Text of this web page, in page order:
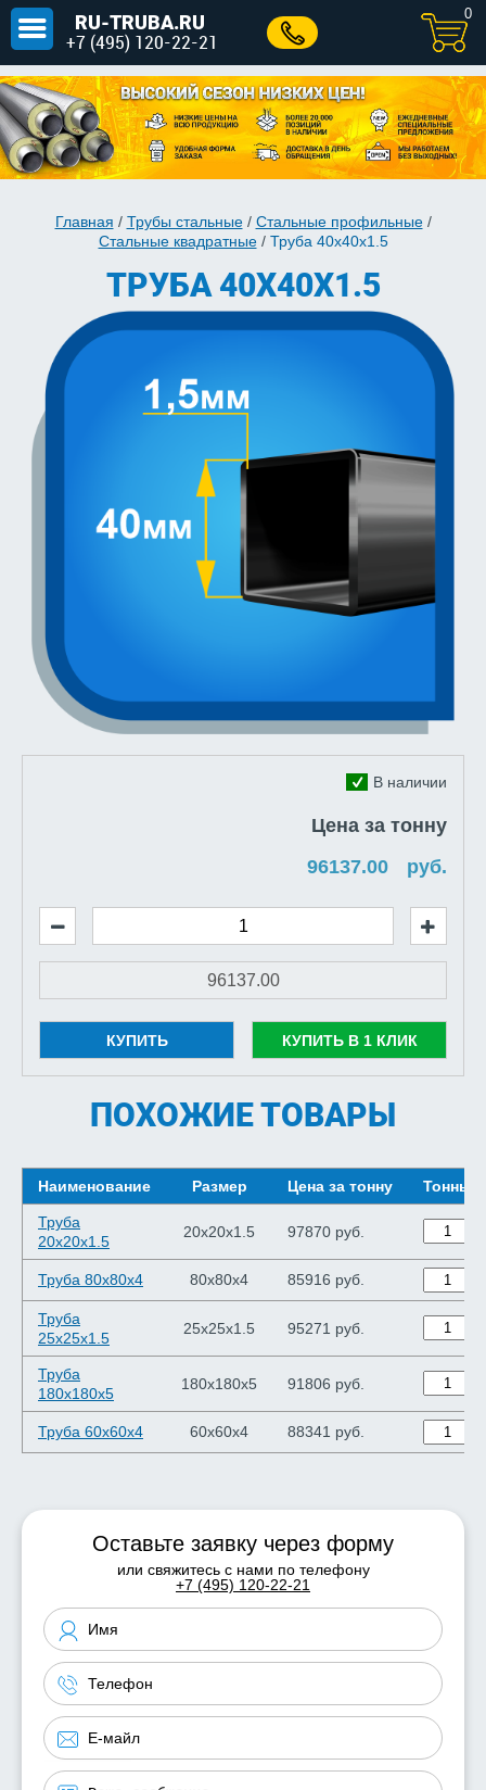
RU-TRUBA.RU
+7 (495) 120-22-21
0
Главная / Трубы стальные/ Стальные профильные/
Стальные квадратные/ Труба 40х40х1.5
ТРУБА 40Х40Х1.5
В наличии
Цена за тонну
руб.
КУПИТЬ КУПИТЬ В 1 КЛИК
ПОХОЖИЕ ТОВАРЫ
Наименование Размер Цена за тонну Тонны
Труба
20х20х1.5
20х20х1.5 97870 руб.
Труба 80х80х4 80х80х4 85916 руб.
Труба
25х25х1.5
25х25х1.5 95271 руб.
Труба
180х180х5
180х180х5 91806 руб.
Труба 60х60х4 60х60х4 88341 руб.
Оставьте заявку через форму
или свяжитесь с нами по телефону
+7 (495) 120-22-21